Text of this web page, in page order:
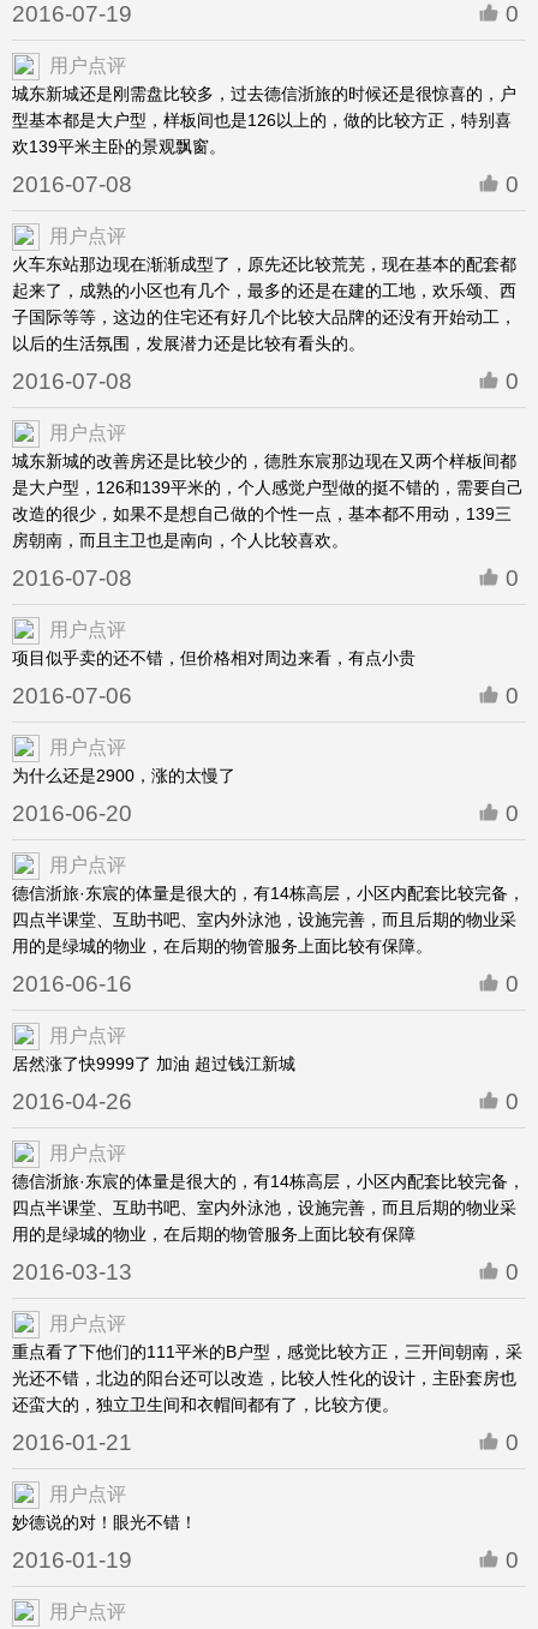
2016-07-19 0
用户点评
城东新城还是刚需盘比较多，过去德信浙旅的时候还是很惊喜的，户
型基本都是大户型，样板间也是126以上的，做的比较方正，特别喜
欢139平米主卧的景观飘窗。
2016-07-08 0
用户点评
火车东站那边现在渐渐成型了，原先还比较荒芜，现在基本的配套都
起来了，成熟的小区也有几个，最多的还是在建的工地，欢乐颂、西
子国际等等，这边的住宅还有好几个比较大品牌的还没有开始动工，
以后的生活氛围，发展潜力还是比较有看头的。
2016-07-08 0
用户点评
城东新城的改善房还是比较少的，德胜东宸那边现在又两个样板间都
是大户型，126和139平米的，个人感觉户型做的挺不错的，需要自己
改造的很少，如果不是想自己做的个性一点，基本都不用动，139三
房朝南，而且主卫也是南向，个人比较喜欢。
2016-07-08 0
用户点评
项目似乎卖的还不错，但价格相对周边来看，有点小贵
2016-07-06 0
用户点评
为什么还是2900，涨的太慢了
2016-06-20 0
用户点评
德信浙旅·东宸的体量是很大的，有14栋高层，小区内配套比较完备，
四点半课堂、互助书吧、室内外泳池，设施完善，而且后期的物业采
用的是绿城的物业，在后期的物管服务上面比较有保障。
2016-06-16 0
用户点评
居然涨了快9999了 加油 超过钱江新城
2016-04-26 0
用户点评
德信浙旅·东宸的体量是很大的，有14栋高层，小区内配套比较完备，
四点半课堂、互助书吧、室内外泳池，设施完善，而且后期的物业采
用的是绿城的物业，在后期的物管服务上面比较有保障
2016-03-13 0
用户点评
重点看了下他们的111平米的B户型，感觉比较方正，三开间朝南，采
光还不错，北边的阳台还可以改造，比较人性化的设计，主卧套房也
还蛮大的，独立卫生间和衣帽间都有了，比较方便。
2016-01-21 0
用户点评
妙德说的对！眼光不错！
2016-01-19 0
用户点评